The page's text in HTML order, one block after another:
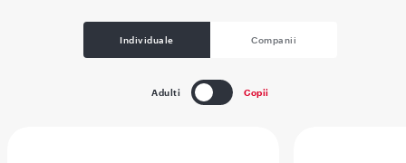
Individuale Companii
Adulti Copii